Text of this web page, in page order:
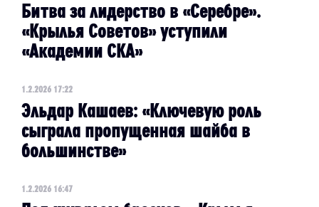
Битва за лидерство в «Серебре».
«Крылья Советов» уступили
«Академии СКА»
1.2.2026 17:22
Эльдар Кашаев: «Ключевую роль
сыграла пропущенная шайба в
большинстве»
1.2.2026 16:47